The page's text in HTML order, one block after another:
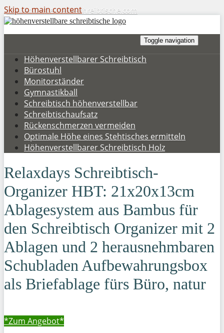
Skip to main content
Toggle navigation
hoehenverstellbare-schreibtische.com
Höhenverstellbarer Schreibtisch
Bürostuhl
Monitorständer
Gymnastikball
Schreibtisch höhenverstellbar
Schreibtischaufsatz
Rückenschmerzen vermeiden
Optimale Höhe eines Stehtisches ermitteln
Höhenverstellbarer Schreibtisch Holz
Relaxdays Schreibtisch-
Organizer HBT: 21x20x13cm
Ablagesystem aus Bambus für
den Schreibtisch Organizer mit 2
Ablagen und 2 herausnehmbaren
Schubladen Aufbewahrungsbox
als Briefablage fürs Büro, natur
*Zum Angebot*